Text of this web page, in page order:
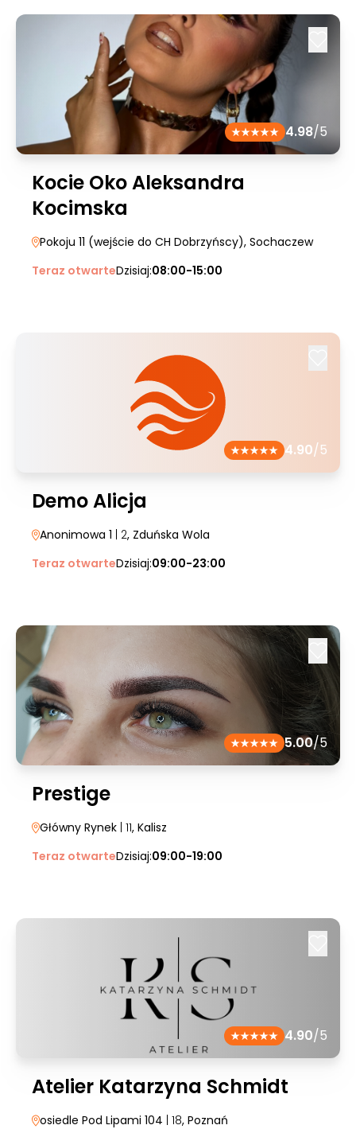
4.98/5
Kocie Oko Aleksandra
Kocimska
Pokoju 11 (wejście do CH Dobrzyńscy), Sochaczew
Teraz otwarteDzisiaj:08:00-15:00
4.90/5
Demo Alicja
Anonimowa 1 | 2, Zduńska Wola
Teraz otwarteDzisiaj:09:00-23:00
5.00/5
Prestige
Główny Rynek | 11, Kalisz
Teraz otwarteDzisiaj:09:00-19:00
4.90/5
Atelier Katarzyna Schmidt
osiedle Pod Lipami 104 | 18, Poznań